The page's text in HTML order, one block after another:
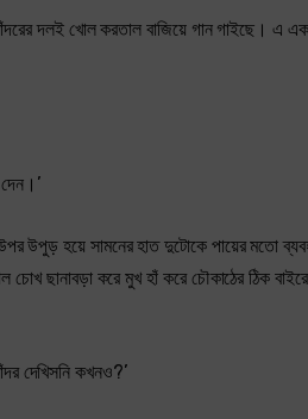
বাঁদরের দলই খোল করতাল বাজিয়ে গান গাইছে। এ
উপুড় হয়ে সামনের হাত দুটোকে পায়ের মতো
ছানাবড়া করে মুখ হাঁ করে চৌকাঠের ঠিক বাইরে
দেখিসনি কখনও?’